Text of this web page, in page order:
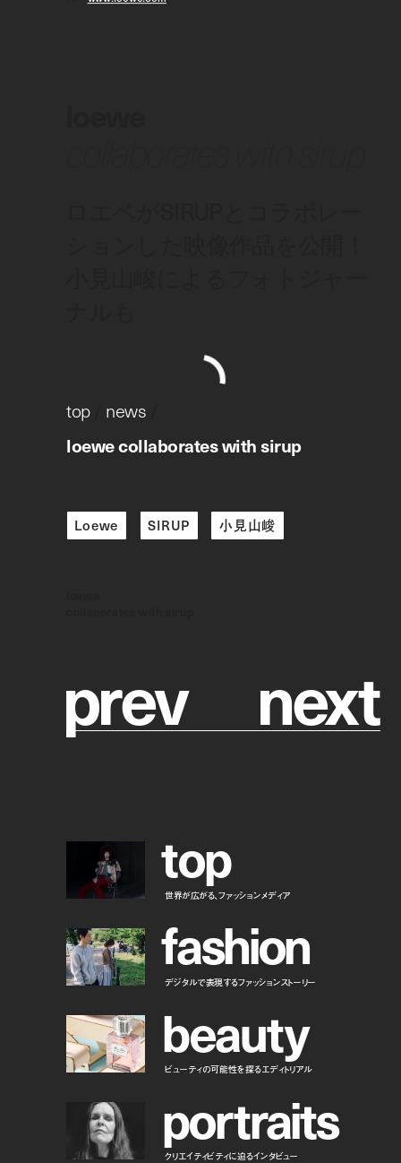
top/ news
loewe collaborates with sirup
Loewe SIRUP 小見山峻
prev next
top
世界が広がる、ファッションメディア
fashion
デジタルで表現するファッションストーリー
beauty
ビューティの可能性を探るエディトリアル
portraits
クリエイティビティに迫るインタビュー